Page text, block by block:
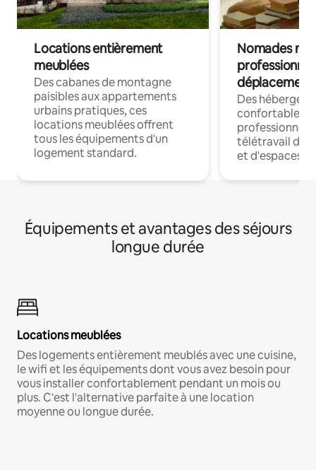
Locations entièrement
meublées
Des cabanes de montagne
paisibles aux appartements
urbains pratiques, ces
locations meublées offrent
tous les équipements d'un
logement standard.
Nomades
déplacement
Des
confortables
professionnels
télétravail
et d'espaces
Équipements et avantages des séjours
longue durée
Locations meublées
Des logements entièrement meublés avec une cuisine,
le wifi et les équipements dont vous avez besoin pour
vous installer confortablement pendant un mois ou
plus. C'est l'alternative parfaite à une location
moyenne ou longue durée.